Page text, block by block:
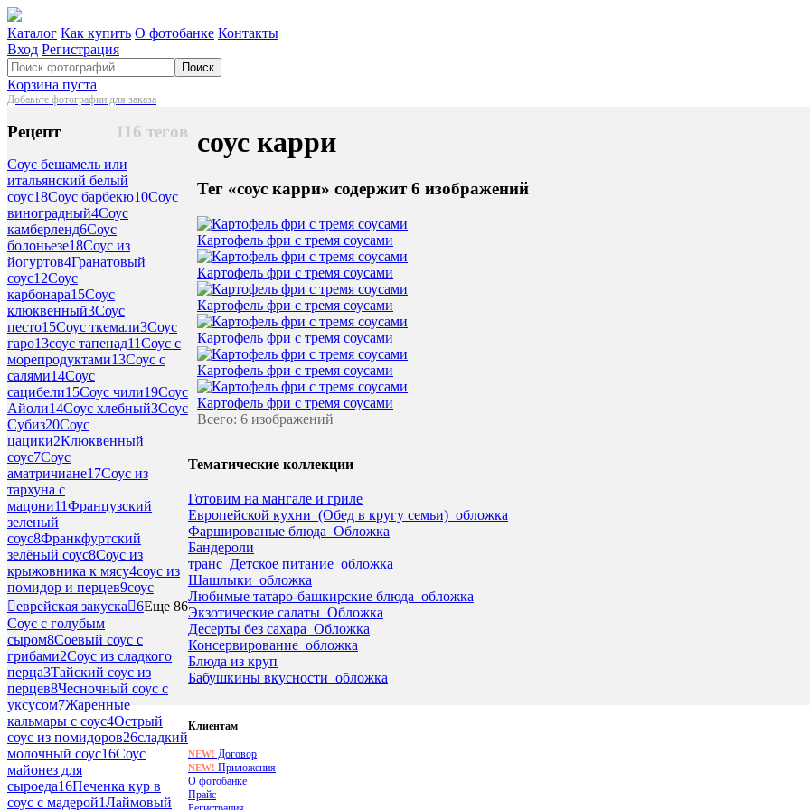
Каталог Как купить О фотобанке Контакты
Вход Регистрация
Поиск
Корзина пуста
Добавьте фотографии для заказа
116 тегов
Рецепт
Соус бешамель или
итальянский белый
соус18Соус барбекю10Соус
виноградный4Соус
камберленд6Соус
болоньезе18Соус из
йогуртов4Гранатовый
соус12Соус
карбонара15Соус
клюквенный3Соус
песто15Соус ткемали3Соус
гаро13соус тапенад11Соус с
морепродуктами13Соус с
салями14Соус
сацибели15Соус чили19Соус
Айоли14Соус хлебный3Соус
Субиз20Соус
цацики2Клюквенный
соус7Соус
аматричиане17Соус из
тархуна с
мацони11Французский
зеленый
соус8Франкфуртский
зелёный соус8Соус из
крыжовника к мясу4соус из
помидор и перцев9соус
еврейская закуска6Еще 86
Соус с голубым
сыром8Соевый соус с
грибами2Соус из сладкого
перца3Тайский соус из
перцев8Чесночный соус с
уксусом7Жаренные
кальмары с соус4Острый
соус из помидоров26сладкий
молочный соус16Соус
майонез для
сыроеда16Печенка кур в
соус с мадерой1Лаймовый
соус карри
Тег «соус карри» содержит 6 изображений
Картофель фри с тремя соусами
Картофель фри с тремя соусами
Картофель фри с тремя соусами
Картофель фри с тремя соусами
Картофель фри с тремя соусами
Картофель фри с тремя соусами
Всего: 6 изображений
Тематические коллекции
Готовим на мангале и гриле
Европейской кухни_(Обед в кругу семьи)_обложка
Фаршированые блюда_Обложка
Бандероли
транс_Детское питание_обложка
Шашлыки_обложка
Любимые татаро-башкирские блюда_обложка
Экзотические салаты_Обложка
Десерты без сахара_Обложка
Консервирование_обложка
Блюда из круп
Бабушкины вкусности_обложка
Клиентам
NEW! Договор
NEW! Приложения
О фотобанке
Прайс